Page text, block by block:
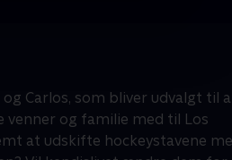
Carlos, som bliver udvalgt til
venner og familie med til Los
at udskifte hockeystavene